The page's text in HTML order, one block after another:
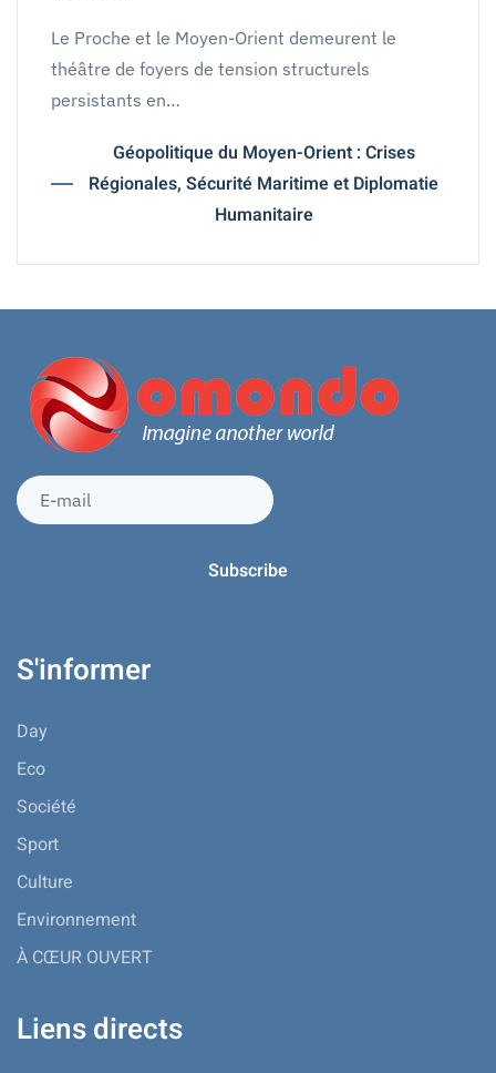
Le Proche et le Moyen-Orient demeurent le
théâtre de foyers de tension structurels
persistants en…
Géopolitique du Moyen-Orient : Crises
Régionales, Sécurité Maritime et Diplomatie
Humanitaire
S'informer
Day
Eco
Société
Sport
Culture
Environnement
À CŒUR OUVERT
Liens directs